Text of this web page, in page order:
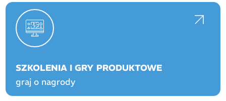
SZKOLENIA I GRY PRODUKTOWE
graj o nagrody